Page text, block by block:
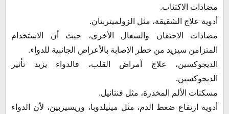
مضادات الاكتئاب.
أدوية علاج الشقيقة، مثل الزولميتربتان.
مضادات الاحتقان والسعال الأخرى، حيث أن الاستخدام
المتزامن سيزيد من خطر الإصابة بالأعراض الجانبية للدواء.
الديجوكسين، علاج أمراض القلب، فالدواء يزيد تأثير
الديجوكسين.
مسكنات الألم المخدرة، مثل فنتانيل.
أدوية ارتفاع ضغط الدم، مثل ميثيلدوبا، وريسيربين، لأن الدواء